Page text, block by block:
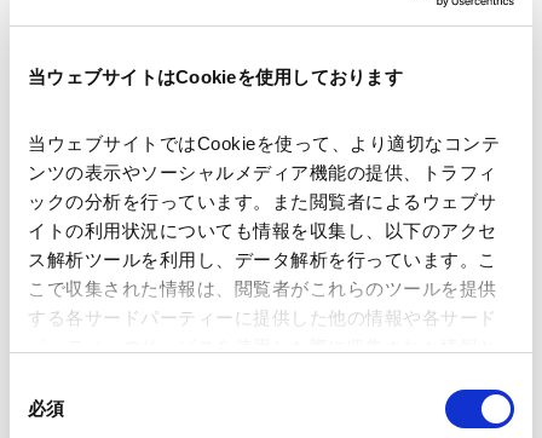
当ウェブサイトはCookieを使用しております
当ウェブサイトではCookieを使って、より適切なコンテ
ンツの表示やソーシャルメディア機能の提供、トラフィ
ックの分析を行っています。また閲覧者によるウェブサ
イトの利用状況についても情報を収集し、以下のアクセ
ス解析ツールを利用し、データ解析を行っています。こ
こで収集された情報は、閲覧者がこれらのツールを提供
する各サードパーティーに提供した他の情報や各サード
ことがあります。
必須
つけられることもこの仕事の魅力の1つです。専
事務に精通している必要はありません。法律事
務は入所後のOJTや勉強会を通して学ぶことが
できますし、弁護士や先輩スタッフも丁寧に教
えますのでご心配いりません。新しいことにチ
ャレンジしたい、知識を吸収したいという方に、
ぜひ入所をご検討いただければと思います。